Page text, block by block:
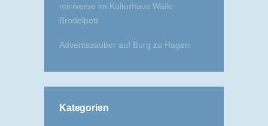
miniverse im Kulturhaus Walle
Brodelpott
Adventszauber auf Burg zu Hagen
Kategorien